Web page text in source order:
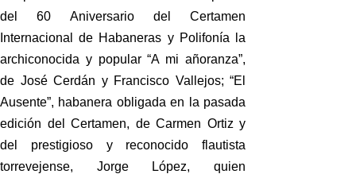
del 60 Aniversario del Certamen
Internacional de Habaneras y Polifonía la
archiconocida y popular “A mi añoranza”,
de José Cerdán y Francisco Vallejos; “El
Ausente”, habanera obligada en la pasada
edición del Certamen, de Carmen Ortiz y
del prestigioso y reconocido flautista
torrevejense, Jorge López, quien